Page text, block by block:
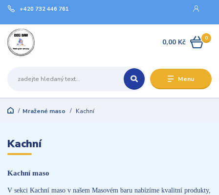
Menu
+420 732 446 761
0
0,00 Kč
Mražené maso Kachní
Kachní
Kachní maso
V sekci Kachní maso v našem Masovém baru nabízíme kvalitní produkty,